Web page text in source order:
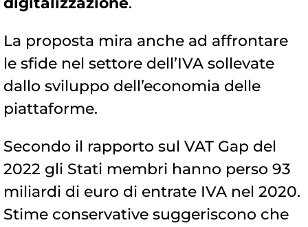
La proposta mira anche ad affrontare
le sfide nel settore dell’IVA sollevate
dallo sviluppo dell’economia delle
piattaforme.
Secondo il rapporto sul VAT Gap del
2022 gli Stati membri hanno perso 93
miliardi di euro di entrate IVA nel 2020.
Stime conservative suggeriscono che